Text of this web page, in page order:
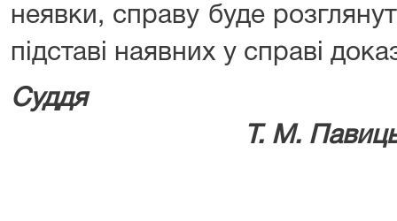
неявки, справу буде
підставі наявних у справі
Т. М.